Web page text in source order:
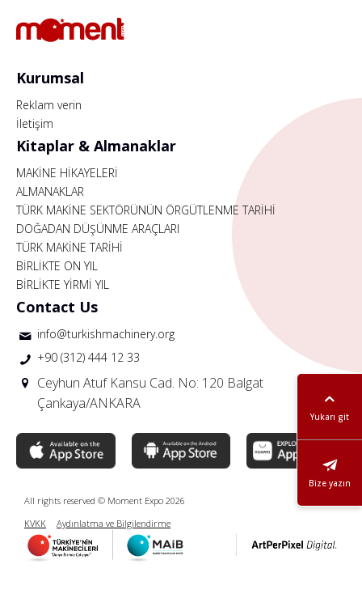
Yukarı git
Bize yazın
Kurumsal
Reklam verin
İletişim
Kitaplar & Almanaklar
MAKİNE HİKAYELERİ
ALMANAKLAR
TÜRK MAKİNE SEKTÖRÜNÜN ÖRGÜTLENME TARİHİ
DOĞADAN DÜŞÜNME ARAÇLARI
TÜRK MAKİNE TARİHİ
BİRLİKTE ON YIL
BİRLİKTE YİRMİ YIL
Contact Us
info@turkishmachinery.org
+90 (312) 444 12 33
Ceyhun Atuf Kansu Cad. No: 120 Balgat
Çankaya/ANKARA
All rights reserved © Moment Expo 2026
KVKK
Aydınlatma ve Bilgilendirme